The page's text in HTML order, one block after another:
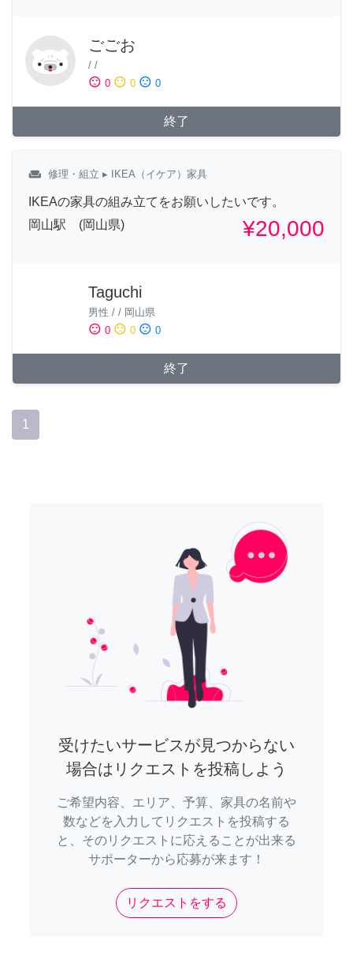
ごごお
/ /
sentiment_satisfied 0 sentiment_neutral 0 sentiment_dissatisfied 0
終了
weekend 修理・組立 ▸ IKEA（イケア）家具
IKEAの家具の組み立てをお願いしたいです。
岡山駅 (岡山県)
¥20,000
Taguchi
男性 / / 岡山県
sentiment_satisfied 0 sentiment_neutral 0 sentiment_dissatisfied 0
終了
1
受けたいサービスが見つからない
場合はリクエストを投稿しよう
ご希望内容、エリア、予算、家具の名前や
数などを入力してリクエストを投稿する
と、そのリクエストに応えることが出来る
サポーターから応募が来ます！
リクエストをする